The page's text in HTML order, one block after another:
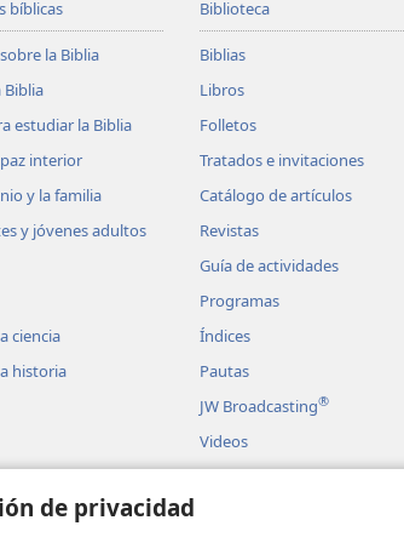
de privacidad
bíblicas
la Biblia
Biblia
estudiar la Biblia
interior
y la familia
y jóvenes adultos
ciencia
historia
Biblioteca
Biblias
Libros
Folletos
Tratados e invitaciones
Catálogo de artículos
Revistas
Guía de actividades
Programas
Índices
Pautas
JW Broadcasting®
Videos
Canciones en señas